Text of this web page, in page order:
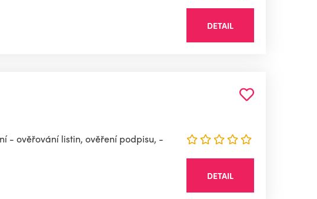
DETAIL
- ověřování listin, ověření podpisu, -
DETAIL